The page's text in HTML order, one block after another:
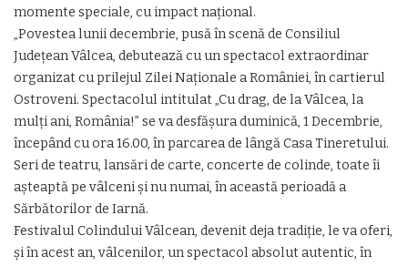
momente speciale, cu impact național.
„Povestea lunii decembrie, pusă în scenă de Consiliul
Județean Vâlcea, debutează cu un spectacol extraordinar
organizat cu prilejul Zilei Naționale a României, în cartierul
Ostroveni. Spectacolul intitulat „Cu drag, de la Vâlcea, la
mulți ani, România!” se va desfășura duminică, 1 Decembrie,
începând cu ora 16.00, în parcarea de lângă Casa Tineretului.
Seri de teatru, lansări de carte, concerte de colinde, toate îi
așteaptă pe vâlceni și nu numai, în această perioadă a
Sărbătorilor de Iarnă.
Festivalul Colindului Vâlcean, devenit deja tradiție, le va oferi,
și în acest an, vâlcenilor, un spectacol absolut autentic, în